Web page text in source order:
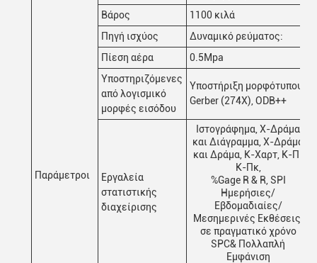
Παράμετροι
Βάρος
1100 κιλά
Πηγή ισχύος
Δυναμικό ρεύματος:
Πίεση αέρα
0.5Mpa
Υποστηριζόμενες
από λογισμικό
μορφές εισόδου
Υποστήριξη μορφότυπου
Gerber (274X), ODB++
Εργαλεία
στατιστικής
διαχείρισης
Ιστογράφημα, Χ-Δράμα
και Διάγραμμα, Χ-Δράμα
και Δράμα, Κ-Χαρτ, Κ-Π-
Κ-Πκ,
%Gage R & R, SPI
Ημερήσιες/
Εβδομαδιαίες/
Μεσημερινές Εκθέσεις,
σε πραγματικό χρόνο
SPC& Πολλαπλή
Εμφάνιση